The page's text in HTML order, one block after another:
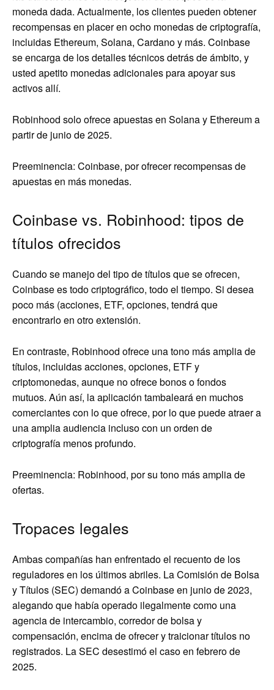
moneda dada. Actualmente, los clientes pueden obtener
recompensas en placer en ocho monedas de criptografía,
incluidas Ethereum, Solana, Cardano y más. Coinbase
se encarga de los detalles técnicos detrás de ámbito, y
usted apetito monedas adicionales para apoyar sus
activos allí.
Robinhood solo ofrece apuestas en Solana y Ethereum a
partir de junio de 2025.
Preeminencia: Coinbase, por ofrecer recompensas de
apuestas en más monedas.
Coinbase vs. Robinhood: tipos de
títulos ofrecidos
Cuando se manejo del tipo de títulos que se ofrecen,
Coinbase es todo criptográfico, todo el tiempo. Si desea
poco más (acciones, ETF, opciones, tendrá que
encontrarlo en otro extensión.
En contraste, Robinhood ofrece una tono más amplia de
títulos, incluidas acciones, opciones, ETF y
criptomonedas, aunque no ofrece bonos o fondos
mutuos. Aún así, la aplicación tambaleará en muchos
comerciantes con lo que ofrece, por lo que puede atraer a
una amplia audiencia incluso con un orden de
criptografía menos profundo.
Preeminencia: Robinhood, por su tono más amplia de
ofertas.
Tropaces legales
Ambas compañías han enfrentado el recuento de los
reguladores en los últimos abriles. La Comisión de Bolsa
y Títulos (SEC) demandó a Coinbase en junio de 2023,
alegando que había operado ilegalmente como una
agencia de intercambio, corredor de bolsa y
compensación, encima de ofrecer y traicionar títulos no
registrados. La SEC desestimó el caso en febrero de
2025.